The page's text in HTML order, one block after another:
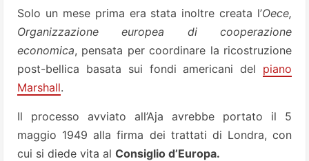
Solo un mese prima era stata inoltre creata l’Oece,
Organizzazione europea di cooperazione
economica, pensata per coordinare la ricostruzione
post-bellica basata sui fondi americani del piano
Marshall.
Il processo avviato all’Aja avrebbe portato il 5
maggio 1949 alla firma dei trattati di Londra, con
cui si diede vita al Consiglio d’Europa.